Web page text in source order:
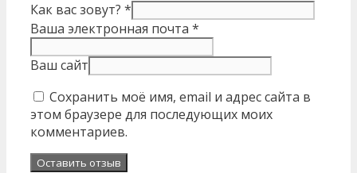
Как вас зовут? *
Ваша электронная почта *
Ваш сайт
Сохранить моё имя, email и адрес сайта в
этом браузере для последующих моих
комментариев.